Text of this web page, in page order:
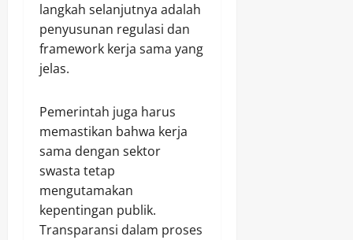
langkah selanjutnya adalah
penyusunan regulasi dan
framework kerja sama yang
jelas.
Pemerintah juga harus
memastikan bahwa kerja
sama dengan sektor
swasta tetap
mengutamakan
kepentingan publik.
Transparansi dalam proses